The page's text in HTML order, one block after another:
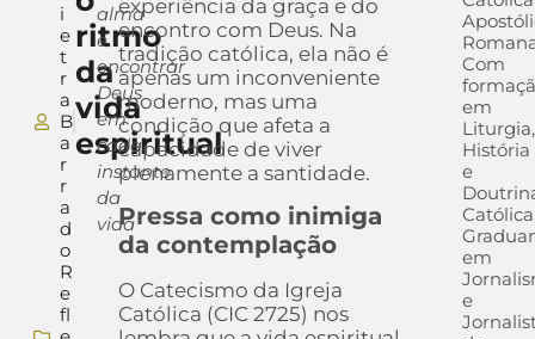
i
e
t
r
a
B
a
r
r
a
d
o
R
e
fl
ritmo
da
vida
espiritual
alma
e
encontrar
Deus
em
cada
instante
da
vida
experiência da graça e do
encontro com Deus. Na
tradição católica, ela não é
apenas um inconveniente
moderno, mas uma
condição que afeta a
capacidade de viver
plenamente a santidade.
Pressa como inimiga
da contemplação
O Catecismo da Igreja
Católica (CIC 2725) nos
Com
em
Liturgia,
História
e
em
e